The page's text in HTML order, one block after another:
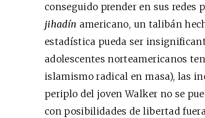
conseguido prender en sus redes
jihadín americano, un talibán
estadística pueda ser
adolescentes norteamericanos
islamismo radical en masa), las
periplo del joven Walker no se
con posibilidades de libertad